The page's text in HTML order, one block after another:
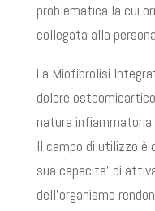
problematica la cui
collegata alla
La Miofibrolisi
dolore
natura infiammatoria
Il campo di utilizzo è
sua capacita’ di
dell’organismo